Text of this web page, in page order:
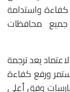
كفاءة واستدامة
محافظات
يعد ترجمة
ورفع كفاءة
وفق أعلى